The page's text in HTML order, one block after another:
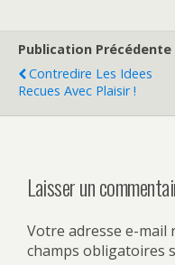
Publication Précédente
Contredire Les Idees
Recues Avec Plaisir !
Laisser un
Votre adresse e-mail
champs obligatoires